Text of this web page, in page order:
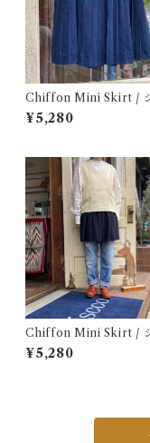
Chiffon Mini Skirt /
ン ミニ プリーツ スカー
着
¥5,280
Chiffon Mini Skirt /
ン ミニ スカート 古着
¥5,280